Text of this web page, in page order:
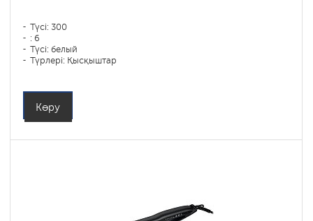
Түсі: 300
: 6
Түсі: белый
Түрлері: Қысқыштар
Көру